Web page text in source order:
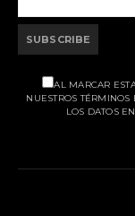
SUBSCRIBE
AL MARCAR
NUESTROS
LOS DATOS